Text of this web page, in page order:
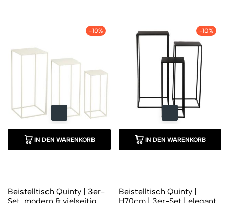
-10%
IN DEN WARENKORB
Beistelltisch Quinty | 3er-
-10%
IN DEN WARENKORB
Beistelltisch Quinty |